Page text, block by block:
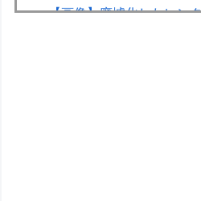
【画像】廃墟化したレン